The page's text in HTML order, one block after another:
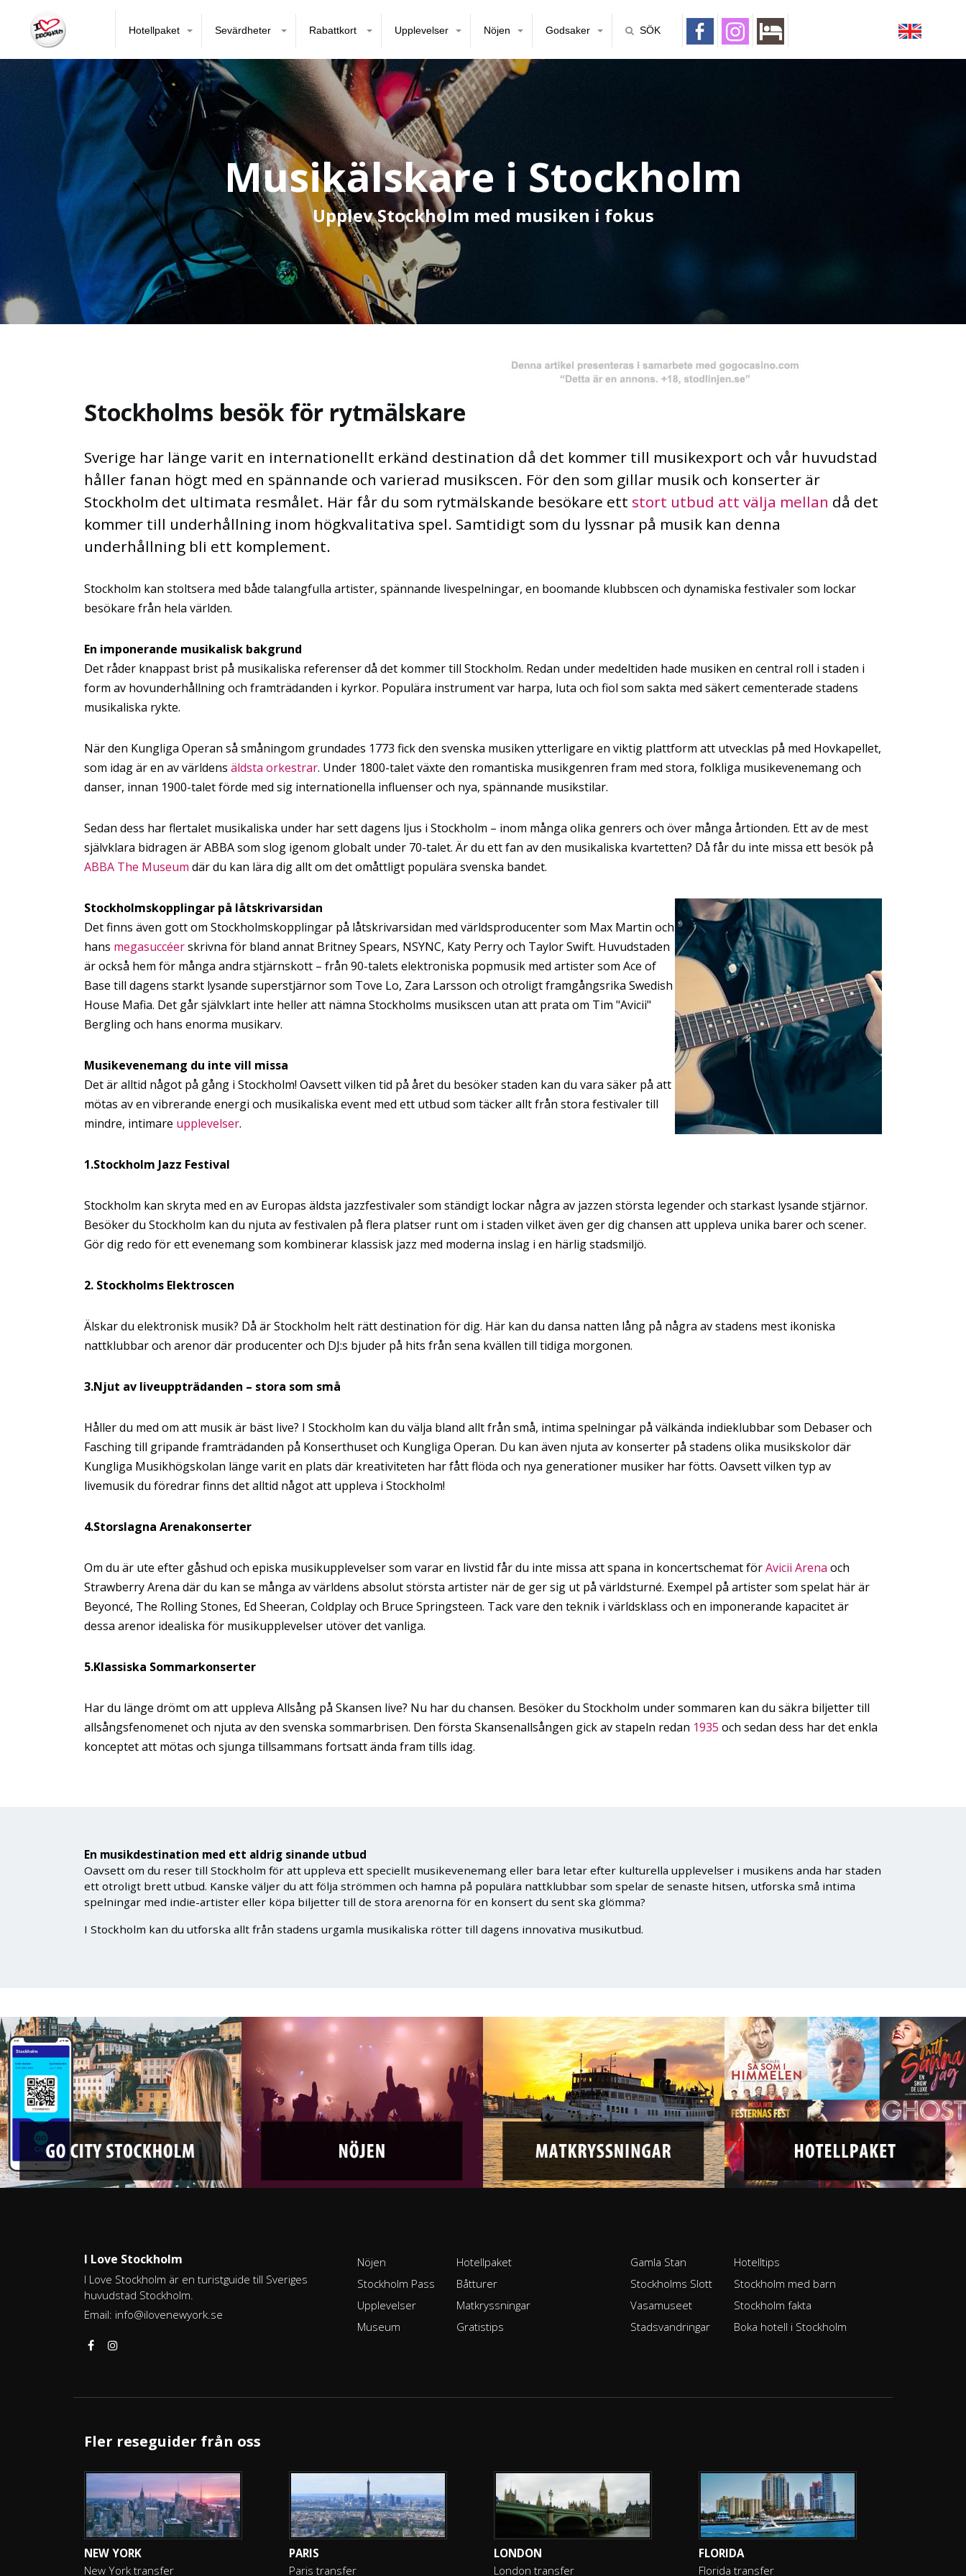
Hotellpaket Sevärdheter Rabattkort Upplevelser Nöjen Godsaker SÖK
Musikälskare i Stockholm
Upplev Stockholm med musiken i fokus
Stockholms besök för rytmälskare
Sverige har länge varit en internationellt erkänd destination då det kommer till musikexport och vår huvudstad
håller fanan högt med en spännande och varierad musikscen. För den som gillar musik och konserter är
Stockholm det ultimata resmålet. Här får du som rytmälskande besökare ett stort utbud att välja mellan då det
kommer till underhållning inom högkvalitativa spel. Samtidigt som du lyssnar på musik kan denna
underhållning bli ett komplement.
Stockholm kan stoltsera med både talangfulla artister, spännande livespelningar, en boomande klubbscen och dynamiska festivaler som lockar
besökare från hela världen.
En imponerande musikalisk bakgrund
Det råder knappast brist på musikaliska referenser då det kommer till Stockholm. Redan under medeltiden hade musiken en central roll i staden i
form av hovunderhållning och framträdanden i kyrkor. Populära instrument var harpa, luta och fiol som sakta med säkert cementerade stadens
musikaliska rykte.
När den Kungliga Operan så småningom grundades 1773 fick den svenska musiken ytterligare en viktig plattform att utvecklas på med Hovkapellet,
som idag är en av världens äldsta orkestrar. Under 1800-talet växte den romantiska musikgenren fram med stora, folkliga musikevenemang och
danser, innan 1900-talet förde med sig internationella influenser och nya, spännande musikstilar.
Sedan dess har flertalet musikaliska under har sett dagens ljus i Stockholm – inom många olika genrers och över många årtionden. Ett av de mest
självklara bidragen är ABBA som slog igenom globalt under 70-talet. Är du ett fan av den musikaliska kvartetten? Då får du inte missa ett besök på
ABBA The Museum där du kan lära dig allt om det omåttligt populära svenska bandet.
Stockholmskopplingar på låtskrivarsidan
Det finns även gott om Stockholmskopplingar på låtskrivarsidan med världsproducenter som Max Martin och
hans megasuccéerskrivna för bland annat Britney Spears, NSYNC, Katy Perry och Taylor Swift. Huvudstaden
är också hem för många andra stjärnskott – från 90-talets elektroniska popmusik med artister som Ace of
Base till dagens starkt lysande superstjärnor som Tove Lo, Zara Larsson och otroligt framgångsrika Swedish
House Mafia. Det går självklart inte heller att nämna Stockholms musikscen utan att prata om Tim "Avicii"
Bergling och hans enorma musikarv.
Musikevenemang du inte vill missa
Det är alltid något på gång i Stockholm! Oavsett vilken tid på året du besöker staden kan du vara säker på att
mötas av en vibrerande energi och musikaliska event med ett utbud som täcker allt från stora festivaler till
mindre, intimare upplevelser.
1.Stockholm Jazz Festival
Stockholm kan skryta med en av Europas äldsta jazzfestivaler som ständigt lockar några av jazzen största legender och starkast lysande stjärnor.
Besöker du Stockholm kan du njuta av festivalen på flera platser runt om i staden vilket även ger dig chansen att uppleva unika barer och scener.
Gör dig redo för ett evenemang som kombinerar klassisk jazz med moderna inslag i en härlig stadsmiljö.
2. Stockholms Elektroscen
Älskar du elektronisk musik? Då är Stockholm helt rätt destination för dig. Här kan du dansa natten lång på några av stadens mest ikoniska
nattklubbar och arenor där producenter och DJ:s bjuder på hits från sena kvällen till tidiga morgonen.
3.Njut av liveuppträdanden – stora som små
Håller du med om att musik är bäst live? I Stockholm kan du välja bland allt från små, intima spelningar på välkända indieklubbar som Debaser och
Fasching till gripande framträdanden på Konserthuset och Kungliga Operan. Du kan även njuta av konserter på stadens olika musikskolor där
Kungliga Musikhögskolan länge varit en plats där kreativiteten har fått flöda och nya generationer musiker har fötts. Oavsett vilken typ av
livemusik du föredrar finns det alltid något att uppleva i Stockholm!
4.Storslagna Arenakonserter
Om du är ute efter gåshud och episka musikupplevelser som varar en livstid får du inte missa att spana in koncertschemat förAvicii Arena och
Strawberry Arena där du kan se många av världens absolut största artister när de ger sig ut på världsturné. Exempel på artister som spelat här är
Beyoncé, The Rolling Stones, Ed Sheeran, Coldplay och Bruce Springsteen. Tack vare den teknik i världsklass och en imponerande kapacitet är
dessa arenor idealiska för musikupplevelser utöver det vanliga.
5.Klassiska Sommarkonserter
Har du länge drömt om att uppleva Allsång på Skansen live? Nu har du chansen. Besöker du Stockholm under sommaren kan du säkra biljetter till
allsångsfenomenet och njuta av den svenska sommarbrisen. Den första Skansenallsången gick av stapeln redan 1935 och sedan dess har det enkla
konceptet att mötas och sjunga tillsammans fortsatt ända fram tills idag.
En musikdestination med ett aldrig sinande utbud
Oavsett om du reser till Stockholm för att uppleva ett speciellt musikevenemang eller bara letar efter kulturella upplevelser i musikens anda har staden
ett otroligt brett utbud. Kanske väljer du att följa strömmen och hamna på populära nattklubbar som spelar de senaste hitsen, utforska små intima
spelningar med indie-artister eller köpa biljetter till de stora arenorna för en konsert du sent ska glömma?
I Stockholm kan du utforska allt från stadens urgamla musikaliska rötter till dagens innovativa musikutbud.
I Love Stockholm
I Love Stockholm är en turistguide till Sveriges
huvudstad Stockholm.
Email: info@ilovenewyork.se
Nöjen
Stockholm Pass
Upplevelser
Museum
Hotellpaket
Båtturer
Matkryssningar
Gratistips
Gamla Stan
Stockholms Slott
Vasamuseet
Stadsvandringar
Hotelltips
Stockholm med barn
Stockholm fakta
Boka hotell i Stockholm
Fler reseguider från oss
NEW YORK
New York transfer
PARIS
Paris transfer
LONDON
London transfer
FLORIDA
Florida transfer